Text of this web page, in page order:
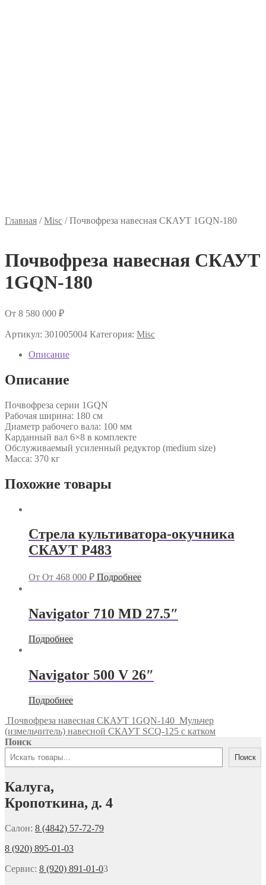
Главная /Misc /Почвофреза навесная СКАУТ 1GQN-180
Почвофреза навесная СКАУТ
1GQN-180
От 8 580 000 ₽
Артикул: 301005004 Категория: Misc
Описание
Описание
Почвофреза серии 1GQN
Рабочая ширина: 180 см
Диаметр рабочего вала: 100 мм
Карданный вал 6×8 в комплекте
Обслуживаемый усиленный редуктор (medium size)
Масса: 370 кг
Похожие товары
Стрела культиватора-окучника
СКАУТ P483
От От 468 000 ₽ Подробнее
Navigator 710 MD 27.5″
Подробнее
Navigator 500 V 26″
Подробнее
Почвофреза навесная СКАУТ 1GQN-140 Мульчер
(измельчитель) навесной СКАУТ SCQ-125 с катком
Поиск
Поиск
Калуга,
Кропоткина, д. 4
Салон: 8 (4842) 57-72-79
8 (920) 895-01-03
Сервис: 8 (920) 891-01-03